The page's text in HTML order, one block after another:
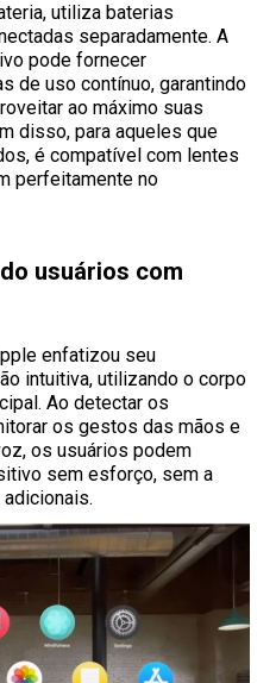
utiliza baterias
separadamente. A
pode fornecer
de uso contínuo, garantindo
ao máximo suas
disso, para aqueles que
é compatível com lentes
perfeitamente no
usuários com
enfatizou seu
intuitiva, utilizando o corpo
Ao detectar os
os gestos das mãos e
os usuários podem
sem esforço, sem a